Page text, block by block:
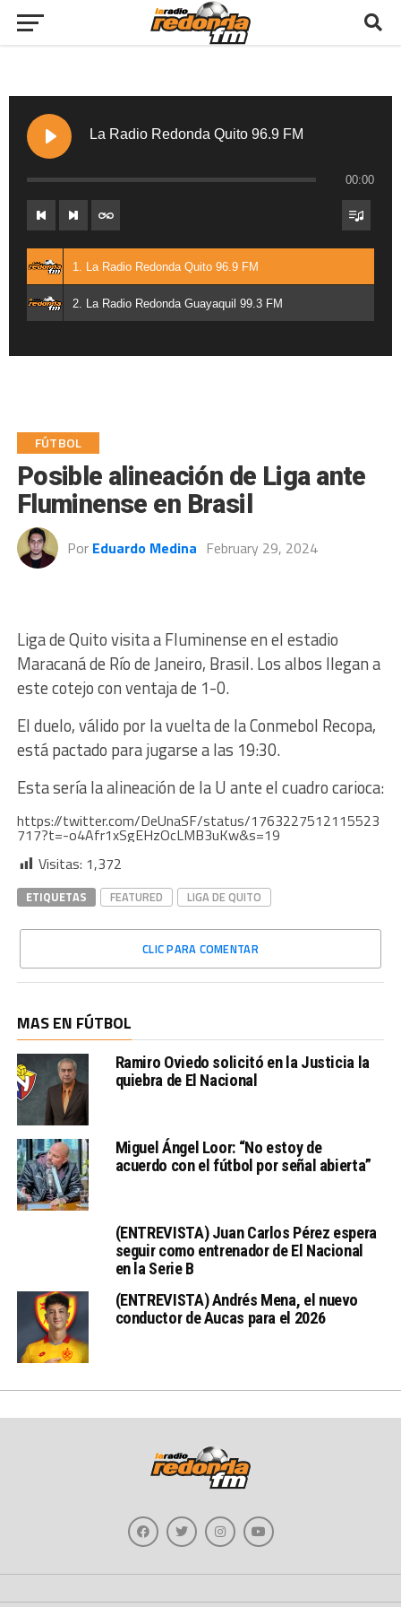
La Radio Redonda Quito 96.9 FM
00:00
1. La Radio Redonda Quito 96.9 FM
2. La Radio Redonda Guayaquil 99.3 FM
FÚTBOL
Posible alineación de Liga ante
Fluminense en Brasil
Por Eduardo Medina February 29, 2024
Liga de Quito visita a Fluminense en el estadio
Maracaná de Río de Janeiro, Brasil. Los albos llegan a
este cotejo con ventaja de 1-0.
El duelo, válido por la vuelta de la Conmebol Recopa,
está pactado para jugarse a las 19:30.
Esta sería la alineación de la U ante el cuadro carioca:
https://twitter.com/DeUnaSF/status/1763227512115523
717?t=-o4Afr1xSgEHzOcLMB3uKw&s=19
Visitas: 1,372
ETIQUETAS FEATURED LIGA DE QUITO
CLIC PARA COMENTAR
MAS EN FÚTBOL
Ramiro Oviedo solicitó en la Justicia la
quiebra de El Nacional
Miguel Ángel Loor: “No estoy de
acuerdo con el fútbol por señal abierta”
(ENTREVISTA) Juan Carlos Pérez espera
seguir como entrenador de El Nacional
en la Serie B
(ENTREVISTA) Andrés Mena, el nuevo
conductor de Aucas para el 2026